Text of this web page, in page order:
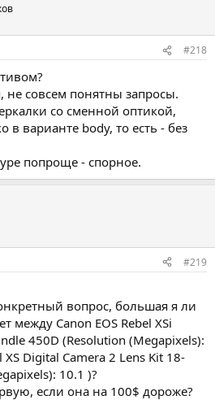
#218
не совсем понятны запросы.
со сменной оптикой,
в варианте body, то есть - без
попроще - спорное.
#219
вопрос, большая я ли
между Canon EOS Rebel XSi
450D (Resolution (Megapixels):
XS Digital Camera 2 Lens Kit 18-
10.1 )?
если она на 100$ дороже?